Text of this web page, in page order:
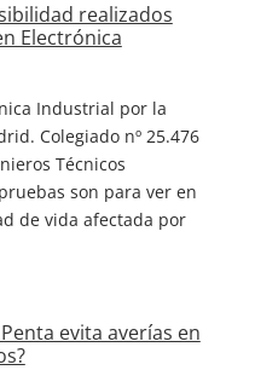
realizados
Electrónica
Industrial por la
Colegiado nº 25.476
Técnicos
son para ver en
de vida afectada por
evita averías en